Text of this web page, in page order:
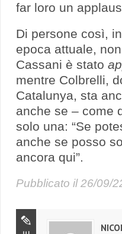
far loro un
Di persone così,
epoca attuale,
Cassani è stato
mentre Colbrelli,
Catalunya, sta
anche se – come
solo una: “Se
anche se posso
ancora qui”.
Pubblicato il26/09/